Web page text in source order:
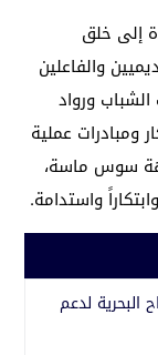
إلى خلق
والفاعلين
الشباب ورواد
ومبادرات عملية
سوس ماسة،
واستدامة.
لدعم